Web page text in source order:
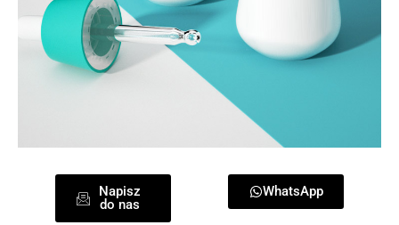
Napisz
do nas
WhatsApp